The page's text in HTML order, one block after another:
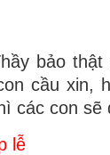
bảo
cầu xin,
các con sẽ
lễ